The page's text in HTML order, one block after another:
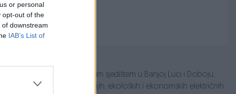
or personal
opt-out of the
downstream
IAB’s List of
Naša kompanija, sa glavnim sjedištem u Banjoj Luci i Doboju,
najefikasnijih, ekoloških i ekonomskih električnih